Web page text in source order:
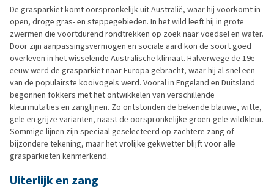
De grasparkiet komt oorspronkelijk uit Australië, waar hij voorkomt in
open, droge gras- en steppegebieden. In het wild leeft hij in grote
zwermen die voortdurend rondtrekken op zoek naar voedsel en water.
Door zijn aanpassingsvermogen en sociale aard kon de soort goed
overleven in het wisselende Australische klimaat. Halverwege de 19e
eeuw werd de grasparkiet naar Europa gebracht, waar hij al snel een
van de populairste kooivogels werd. Vooral in Engeland en Duitsland
begonnen fokkers met het ontwikkelen van verschillende
kleurmutaties en zanglijnen. Zo ontstonden de bekende blauwe, witte,
gele en grijze varianten, naast de oorspronkelijke groen-gele wildkleur.
Sommige lijnen zijn speciaal geselecteerd op zachtere zang of
bijzondere tekening, maar het vrolijke gekwetter blijft voor alle
grasparkieten kenmerkend.
Uiterlijk en zang